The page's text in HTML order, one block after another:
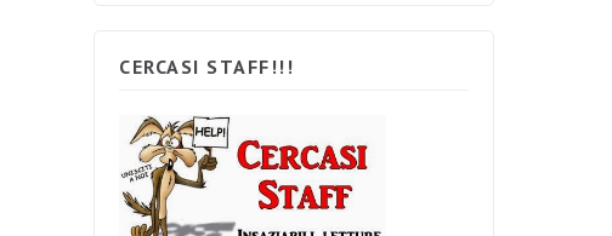
CERCASI STAFF!!!